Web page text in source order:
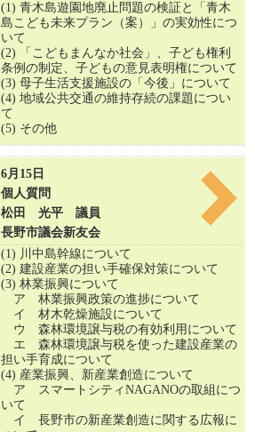
(1) 青木島遊園地廃止問題の検証と「青木
島こども未来プラン（案）」の実効性につ
いて
(2) 「こどもまんなか社会」、子ども権利
条例の制定、子どもの意見表明権について
(3) 母子生活支援施設の「今後」について
(4) 地域公共交通の維持存続の課題につい
て
(5) その他
6月15日
個人質問
松田 光平 議員
長野市議会新友会
(1) 川中島幹線について
(2) 建設産業の担い手確保対策について
(3) 林業振興について
ア 林業振興政策の進捗について
イ 材木乾燥施設について
ウ 森林環境譲与税の有効利用について
エ 森林環境譲与税を使った建設産業の
担い手育成について
(4) 産業振興、新産業創造について
ア スマートシティNAGANOの取組につ
いて
イ 長野市の新産業創造に関する広報に